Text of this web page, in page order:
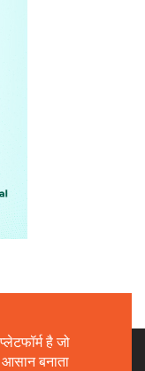
है जो
बनाता